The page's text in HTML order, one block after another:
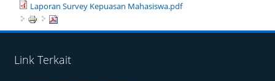
Laporan Survey Kepuasan Mahasiswa.pdf
Link Terkait